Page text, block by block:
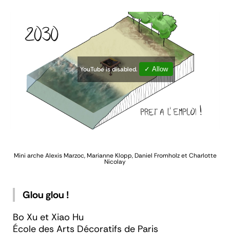
YouTube is disabled. ✓ Allow
Mini arche Alexis Marzoc, Marianne Klopp, Daniel Fromholz et Charlotte
Nicolay
Glou glou !
Bo Xu et Xiao Hu
École des Arts Décoratifs de Paris